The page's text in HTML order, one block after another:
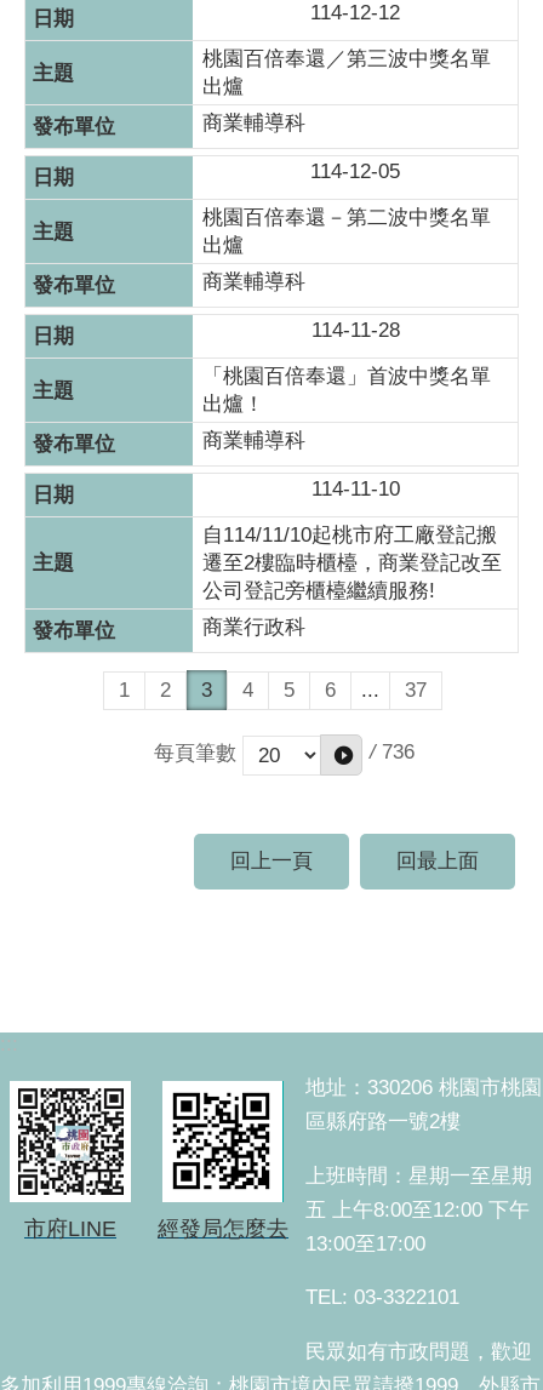
114-12-12
桃園百倍奉還／第三波中獎名單
出爐
商業輔導科
114-12-05
桃園百倍奉還－第二波中獎名單
出爐
商業輔導科
114-11-28
「桃園百倍奉還」首波中獎名單
出爐！
商業輔導科
114-11-10
自114/11/10起桃市府工廠登記搬
遷至2樓臨時櫃檯，商業登記改至
公司登記旁櫃檯繼續服務!
商業行政科
1 2 3 4 5 6 ... 37
每頁筆數 / 736
回上一頁 回最上面
:::
市府LINE 經發局怎麼去
地址：330206 桃園市桃園
區縣府路一號2樓
上班時間：星期一至星期
五 上午8:00至12:00 下午
13:00至17:00
TEL: 03-3322101
民眾如有市政問題，歡迎